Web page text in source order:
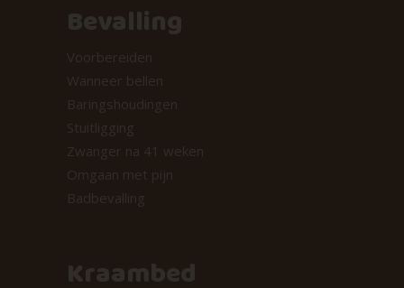
Bevalling
Voorbereiden
Wanneer bellen
Baringshoudingen
Stuitligging
Zwanger na 41 weken
Omgaan met pijn
Badbevalling
Kraambed